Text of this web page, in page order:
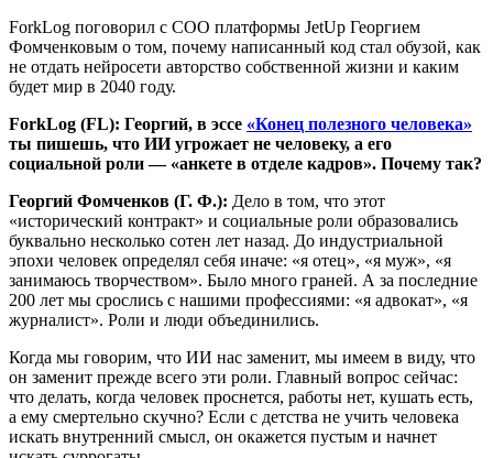
ForkLog поговорил с COO платформы JetUp Георгием
Фомченковым о том, почему написанный код стал обузой, как
не отдать нейросети авторство собственной жизни и каким
будет мир в 2040 году.
ForkLog (FL): Георгий, в эссе «Конец полезного человека»
ты пишешь, что ИИ угрожает не человеку, а его
социальной роли — «анкете в отделе кадров». Почему так?
Георгий Фомченков (Г. Ф.): Дело в том, что этот
«исторический контракт» и социальные роли образовались
буквально несколько сотен лет назад. До индустриальной
эпохи человек определял себя иначе: «я отец», «я муж», «я
занимаюсь творчеством». Было много граней. А за последние
200 лет мы срослись с нашими профессиями: «я адвокат», «я
журналист». Роли и люди объединились.
Когда мы говорим, что ИИ нас заменит, мы имеем в виду, что
он заменит прежде всего эти роли. Главный вопрос сейчас:
что делать, когда человек проснется, работы нет, кушать есть,
а ему смертельно скучно? Если с детства не учить человека
искать внутренний смысл, он окажется пустым и начнет